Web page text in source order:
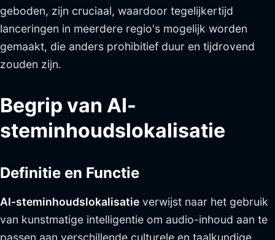
geboden, zijn cruciaal, waardoor tegelijkertijd
lanceringen in meerdere regio's mogelijk worden
gemaakt, die anders prohibitief duur en tijdrovend
zouden zijn.
Begrip van AI-
steminhoudslokalisatie
Definitie en Functie
AI-steminhoudslokalisatie verwijst naar het gebruik
van kunstmatige intelligentie om audio-inhoud aan te
passen aan verschillende culturele en taalkundige